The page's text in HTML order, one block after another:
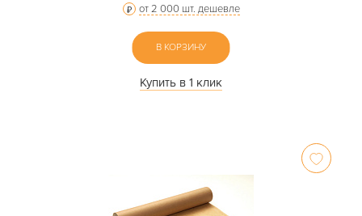
от 2 000 шт. дешевле
В КОРЗИНУ
Купить в 1 клик